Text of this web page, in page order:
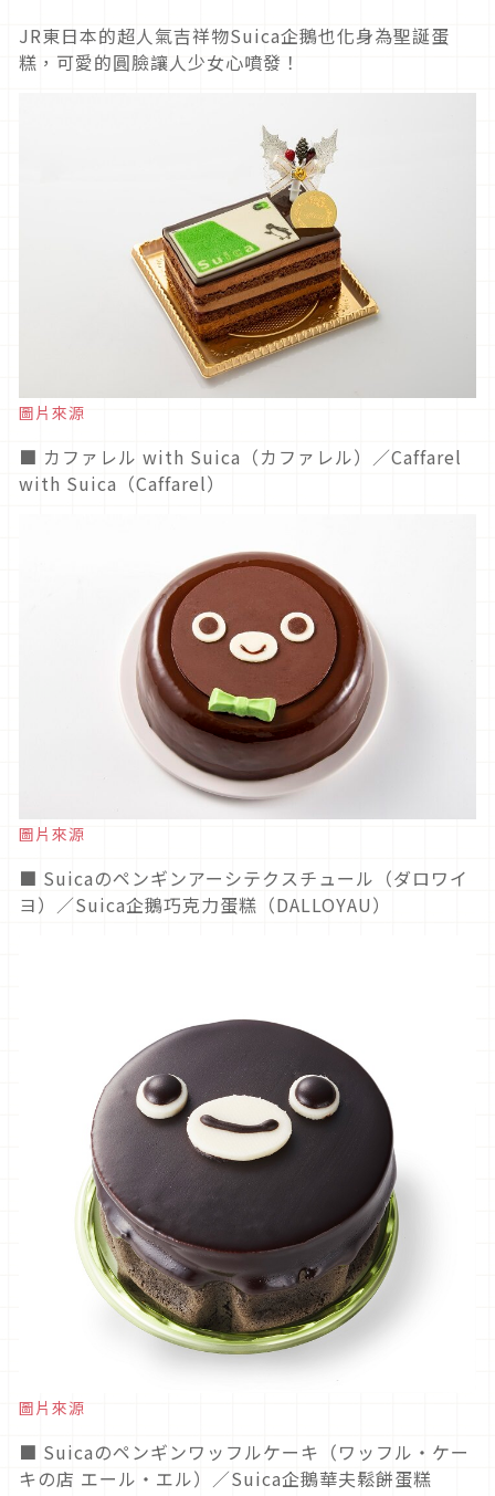
JR東日本的超人氣吉祥物Suica企鵝也化身為聖誕蛋
糕，可愛的圓臉讓人少女心噴發！
圖片來源
■ カファレル with Suica（カファレル）／Caffarel
with Suica（Caffarel）
圖片來源
■ Suicaのペンギンアーシテクスチュール（ダロワイ
ヨ）／Suica企鵝巧克力蛋糕（DALLOYAU）
圖片來源
■ Suicaのペンギンワッフルケーキ（ワッフル・ケー
キの店 エール・エル）／Suica企鵝華夫鬆餅蛋糕